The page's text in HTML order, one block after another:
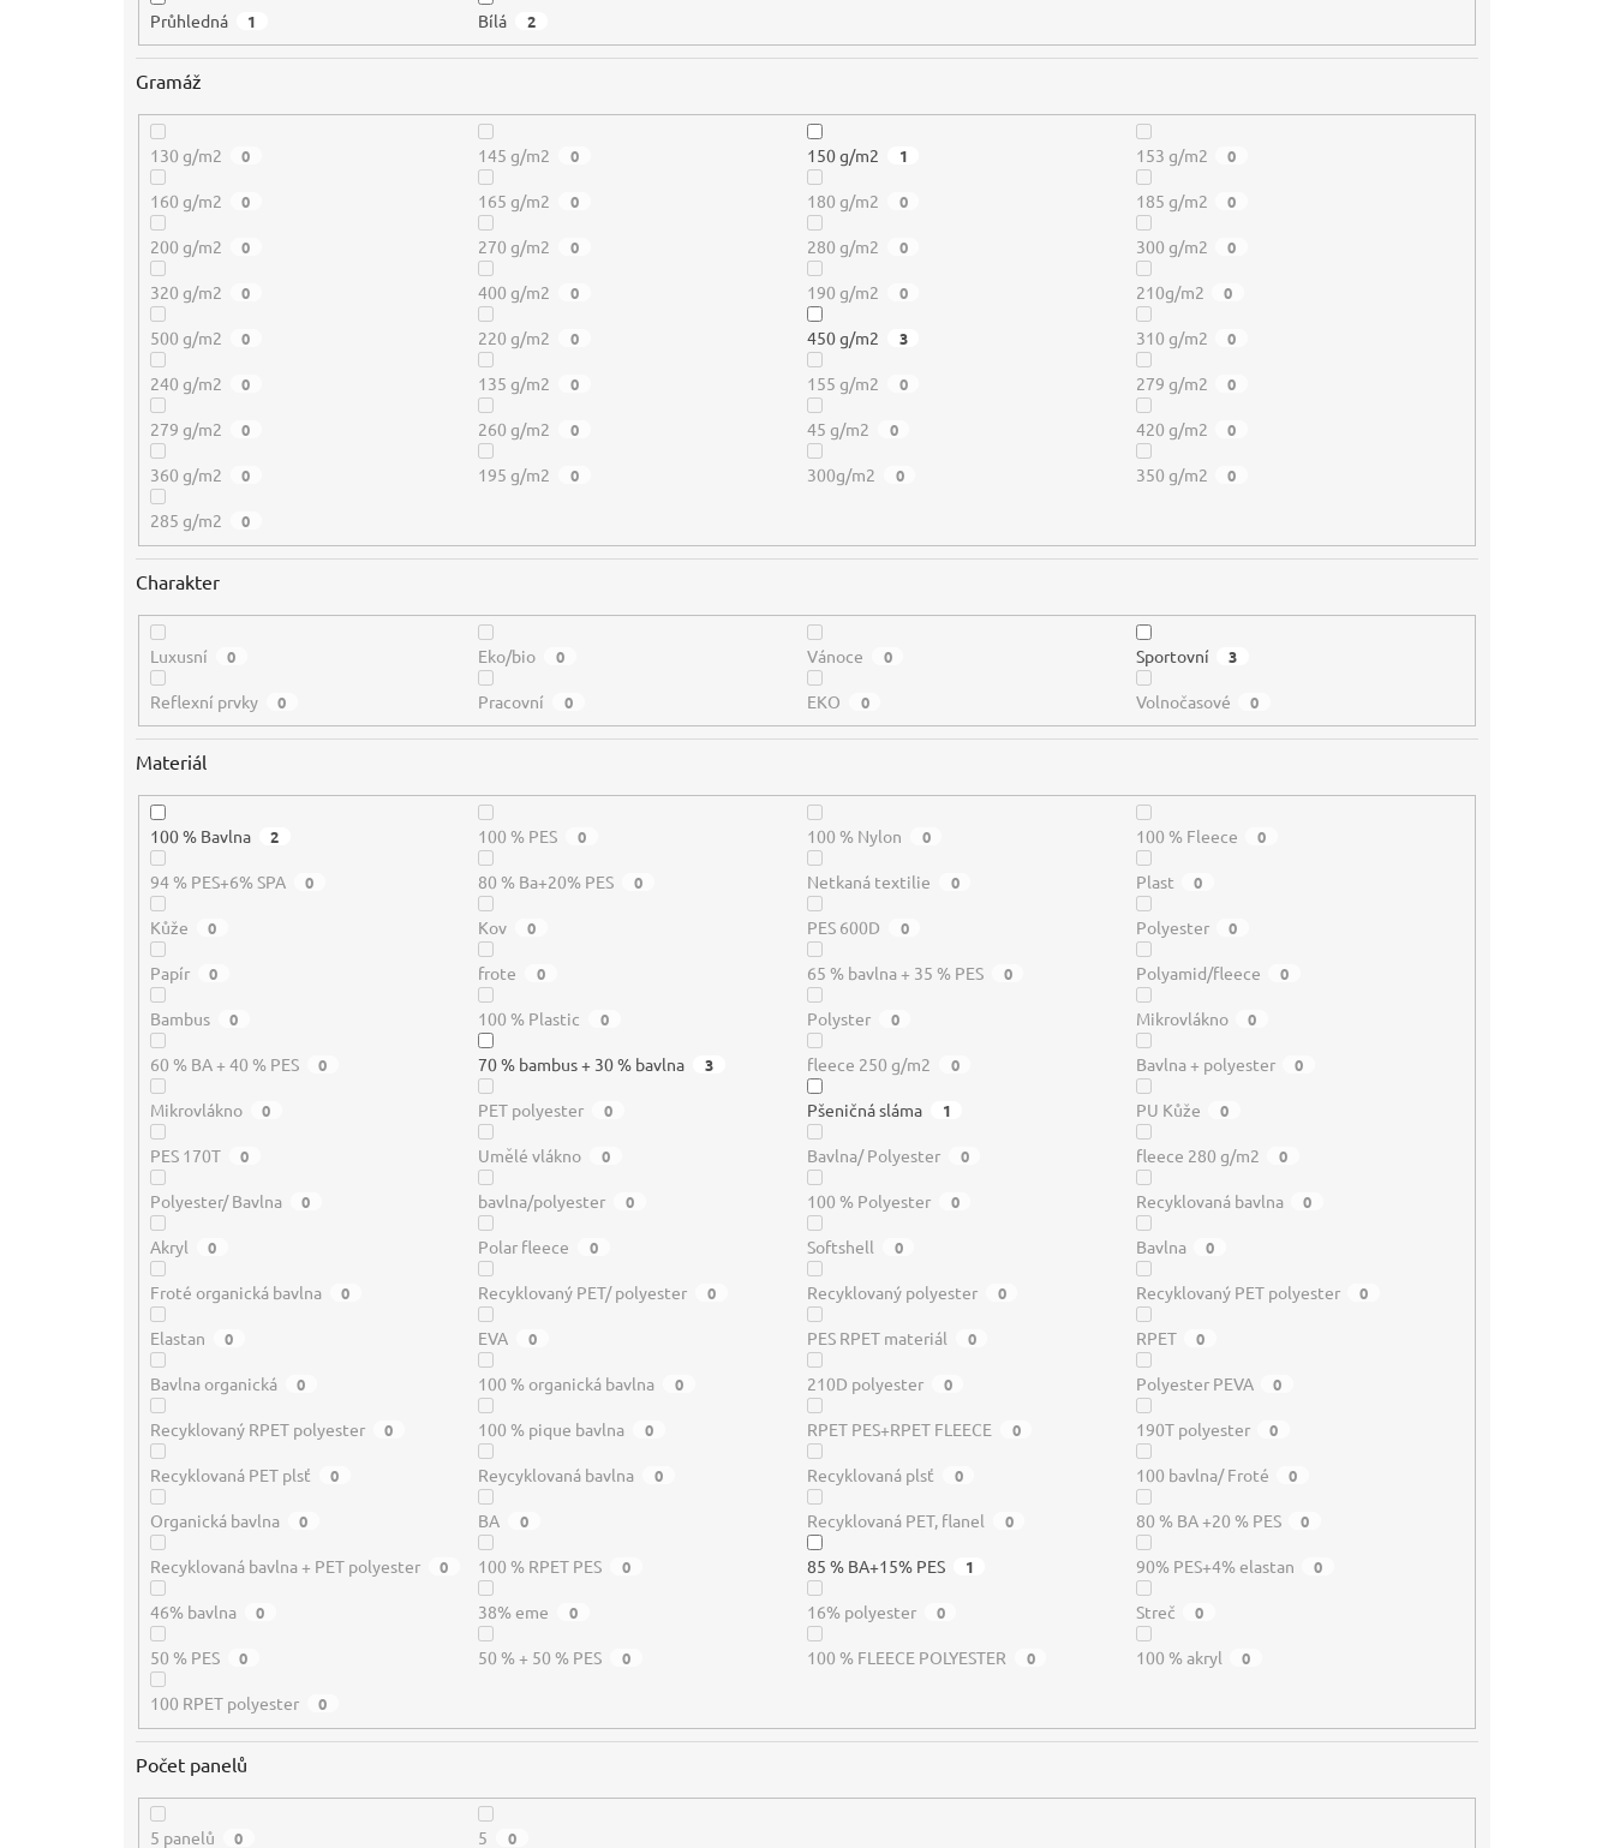
Průhledná 1 Bílá 2
Gramáž
130 g/m2 0 145 g/m2 0 150 g/m2 1 153 g/m2 0
160 g/m2 0 165 g/m2 0 180 g/m2 0 185 g/m2 0
200 g/m2 0 270 g/m2 0 280 g/m2 0 300 g/m2 0
320 g/m2 0 400 g/m2 0 190 g/m2 0 210g/m2 0
500 g/m2 0 220 g/m2 0 450 g/m2 3 310 g/m2 0
240 g/m2 0 135 g/m2 0 155 g/m2 0 279 g/m2 0
279 g/m2 0 260 g/m2 0 45 g/m2 0 420 g/m2 0
360 g/m2 0 195 g/m2 0 300g/m2 0 350 g/m2 0
285 g/m2 0
Charakter
Luxusní 0 Eko/bio 0 Vánoce 0 Sportovní 3
Reflexní prvky 0 Pracovní 0 EKO 0 Volnočasové 0
Materiál
100 % Bavlna 2 100 % PES 0 100 % Nylon 0 100 % Fleece 0
94 % PES+6% SPA 0 80 % Ba+20% PES 0 Netkaná textilie 0 Plast 0
Kůže 0 Kov 0 PES 600D 0 Polyester 0
Papír 0 frote 0 65 % bavlna + 35 % PES 0 Polyamid/fleece 0
Bambus 0 100 % Plastic 0 Polyster 0 Mikrovlákno 0
60 % BA + 40 % PES 0 70 % bambus + 30 % bavlna 3 fleece 250 g/m2 0 Bavlna + polyester 0
Mikrovlákno 0 PET polyester 0 Pšeničná sláma 1 PU Kůže 0
PES 170T 0 Umělé vlákno 0 Bavlna/ Polyester 0 fleece 280 g/m2 0
Polyester/ Bavlna 0 bavlna/polyester 0 100 % Polyester 0 Recyklovaná bavlna 0
Akryl 0 Polar fleece 0 Softshell 0 Bavlna 0
Froté organická bavlna 0 Recyklovaný PET/ polyester 0 Recyklovaný polyester 0 Recyklovaný PET polyester 0
Elastan 0 EVA 0 PES RPET materiál 0 RPET 0
Bavlna organická 0 100 % organická bavlna 0 210D polyester 0 Polyester PEVA 0
Recyklovaný RPET polyester 0 100 % pique bavlna 0 RPET PES+RPET FLEECE 0 190T polyester 0
Recyklovaná PET plsť 0 Reycyklovaná bavlna 0 Recyklovaná plsť 0 100 bavlna/ Froté 0
Organická bavlna 0 BA 0 Recyklovaná PET, flanel 0 80 % BA +20 % PES 0
Recyklovaná bavlna + PET polyester 0 100 % RPET PES 0 85 % BA+15% PES 1 90% PES+4% elastan 0
46% bavlna 0 38% eme 0 16% polyester 0 Streč 0
50 % PES 0 50 % + 50 % PES 0 100 % FLEECE POLYESTER 0 100 % akryl 0
100 RPET polyester 0
Počet panelů
5 panelů 0 5 0